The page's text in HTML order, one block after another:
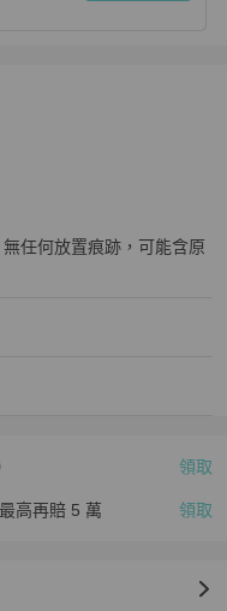
任何放置痕跡，可能含原
領取
高再賠 5 萬 領取